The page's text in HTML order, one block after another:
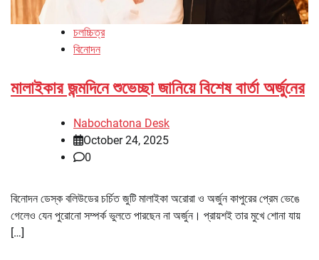
চলচ্চিত্র
বিনোদন
মালাইকার জন্মদিনে শুভেচ্ছা জানিয়ে বিশেষ বার্তা অর্জুনের
Nabochatona Desk
October 24, 2025
0
বিনোদন ডেস্ক বলিউডের চর্চিত জুটি মালাইকা অরোরা ও অর্জুন কাপুরের প্রেম ভেঙে
গেলেও যেন পুরোনো সম্পর্ক ভুলতে পারছেন না অর্জুন। প্রায়শই তার মুখে শোনা যায়
[…]